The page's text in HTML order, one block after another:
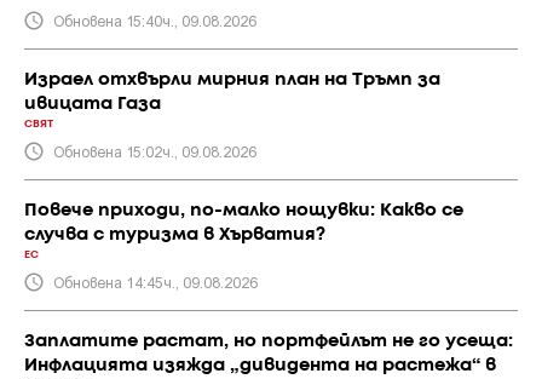
Обновена 15:40ч., 09.08.2026
Израел отхвърли мирния план на Тръмп за
ивицата Газа
СВЯТ
Обновена 15:02ч., 09.08.2026
Повече приходи, по-малко нощувки: Какво се
случва с туризма в Хърватия?
ЕС
Обновена 14:45ч., 09.08.2026
Заплатите растат, но портфейлът не го усеща:
Инфлацията изяжда „дивидента на растежа“ в